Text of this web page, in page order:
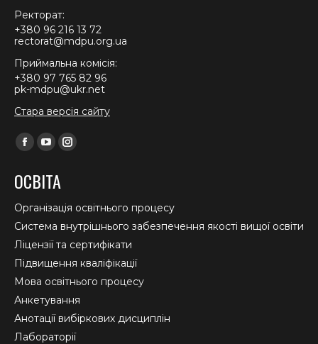
Ректорат:
+380 96 216 13 72
rectorat@mdpu.org.ua
Приймальна комісія:
+380 97 765 82 96
pk-mdpu@ukr.net
Стара версія сайту
Find us on:
Facebook
opens
in
new
window
YouTube
opens
in
new
window
Instagram
in
new
window
ОСВІТА
Організація освітнього процесу
Система внутрішнього забезпечення якості вищої освіти
Ліцензії та сертифікати
Підвищення кваліфікації
Мова освітнього процесу
Анкетування
Анотації вибіркових дисциплін
Лабораторії